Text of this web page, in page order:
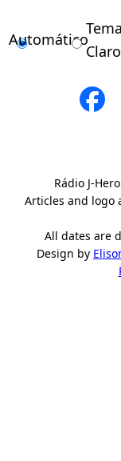
Automático
Tema
Claro
Rádio J-
Articles and logo
All dates are
Design by